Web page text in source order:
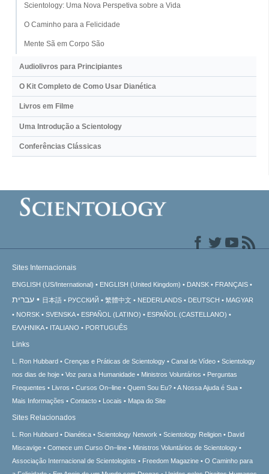
Scientology: Uma Nova Perspetiva sobre a Vida
O Caminho para a Felicidade
Mente Sã em Corpo São
Audiolivros para Principiantes
O Kit Completo de Como Usar Dianética
Livros em Filme
Uma Introdução a Scientology
Conferências Clássicas
Sites Internacionais
ENGLISH (US/International) ENGLISH (United Kingdom) DANSK FRANÇAIS
עברית 日本語 РУССКИЙ 繁體中文 NEDERLANDS DEUTSCH
MAGYAR
NORSK
SVENSKA ESPAÑOL (LATINO)
ESPAÑOL (CASTELLANO)
ΕΛΛΗΝΙΚA
ITALIANO PORTUGUÊS
Links
L. Ron Hubbard Crenças e Práticas de Scientology Canal de Vídeo
Scientology
nos dias de hoje
Voz para a Humanidade Ministros Voluntários
Perguntas
Frequentes
Livros Cursos On–line Quem Sou Eu?
A Nossa Ajuda é Sua
Mais Informações
Contacto Locais Mapa do Site
Sites Relacionados
L. Ron Hubbard Dianética Scientology Network Scientology Religion
David
Miscavige
Comece um Curso On–line
Ministros Voluntários de Scientology
Associação Internacional de Scientologists
Freedom Magazine
O Caminho para